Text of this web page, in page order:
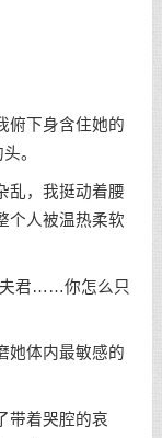
下身含住她的
。
，我挺动着腰
个人被温热柔软
君……你怎么只
体内最敏感的
着哭腔的哀